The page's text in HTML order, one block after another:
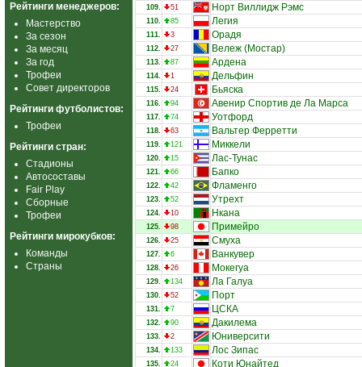
Рейтинги менеджеров:
Мастерство
За сезон
За месяц
За год
Трофеи
Совет директоров
Рейтинги футболистов:
Трофеи
Рейтинги стран:
Стадионы
Автосоставы
Fair Play
Сборные
Трофеи
Рейтинги мирокубков:
Команды
Страны
109. 51 Норт Виллидж Рэмс
110. 85 Легия
111. 3 Орадя
112. 27 Вележ (Мостар)
113. 87 Ардена
114. 1 Дельфин
115. 24 Бьяска
116. 94 Авенир Спортив де Ла Марса
117. 74 Уотфорд
118. 63 Вальтер Ферретти
119. 121 Миккели
120. 15 Лас-Тунас
121. 66 Бапко
122. 42 Фламенго
123. 52 Утрехт
124. 10 Нкана
125. 98 Примейро
126. 25 Смуха
127. 6 Ванкувер
128. 26 Мокегуа
129. 134 Ла Галуа
130. 52 Порт
131. 7 ЦСКА
132. 90 Дакилема
133. 2 Юниверсити
134. 133 Лос Зипас
135. 24 Коти Юнайтед